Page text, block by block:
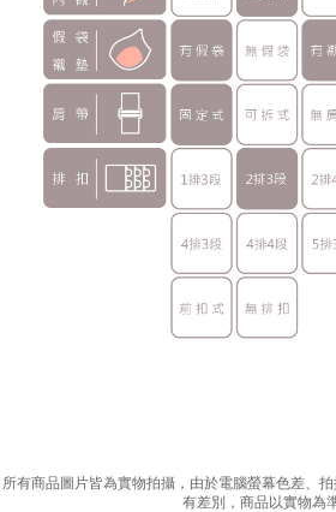
所有商品圖片皆為實物拍攝，由於電腦螢幕色差、
有差別，商品以實物為準